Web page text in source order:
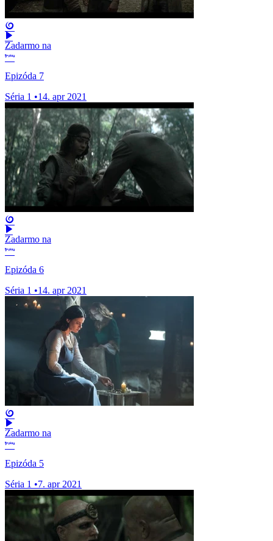
Zadarmo na
Epizóda 7
Séria 1 •14. apr 2021
Zadarmo na
Epizóda 6
Séria 1 •14. apr 2021
Zadarmo na
Epizóda 5
Séria 1 •7. apr 2021